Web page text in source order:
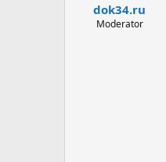
dok34.ru
Moderator